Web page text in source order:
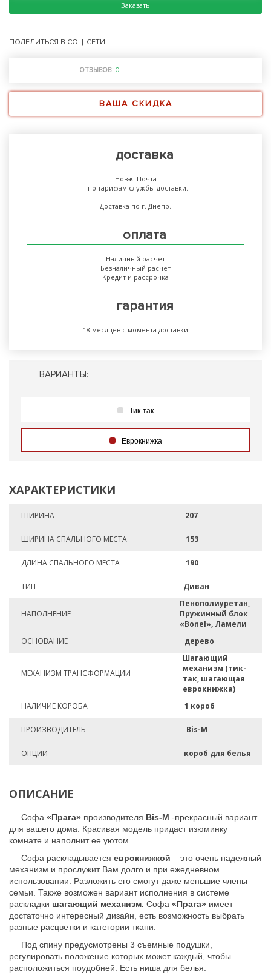
Заказать
ПОДЕЛИТЬСЯ В СОЦ. СЕТИ:
ОТЗЫВОВ: 0
ВАША СКИДКА
доставка
Новая Почта
- по тарифам службы доставки.
Доставка по г. Днепр.
оплата
Наличный расчёт
Безналичный расчёт
Кредит и рассрочка
гарантия
18 месяцев с момента доставки
ВАРИАНТЫ:
Тик-так
Еврокнижка
ХАРАКТЕРИСТИКИ
ШИРИНА 207
ШИРИНА СПАЛЬНОГО МЕСТА 153
ДЛИНА СПАЛЬНОГО МЕСТА 190
ТИП Диван
НАПОЛНЕНИЕ
Пенополиуретан,
Пружинный блок
«Bonel», Ламели
ОСНОВАНИЕ
дерево
МЕХАНИЗМ ТРАНСФОРМАЦИИ
Шагающий
механизм (тик-
так, шагающая
еврокнижка)
НАЛИЧИЕ КОРОБА
1 короб
ПРОИЗВОДИТЕЛЬ Bis-M
ОПЦИИ короб для белья
ОПИСАНИЕ
Софа «Прага» производителя Bis-M -прекрасный вариант
для вашего дома. Красивая модель придаст изюминку
комнате и наполнит ее уютом.
Софа раскладывается еврокнижкой – это очень надежный
механизм и прослужит Вам долго и при ежедневном
использовании. Разложить его смогут даже меньшие члены
семьи. Также возможен вариант исполнения в системе
раскладки шагающий механизм. Софа «Прага» имеет
достаточно интересный дизайн, есть возможность выбрать
разные расцветки и категории ткани.
Под спину предусмотрены 3 съемные подушки,
регулировать положение которых может каждый, чтобы
расположиться поудобней. Есть ниша для белья.